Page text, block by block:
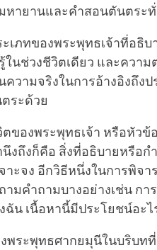
หายานและคำสอนตันตระ
เภทของพระพุทธเจ้าที่อธิบ
นช่วงชีวิตเดียว และความ
วามจริงในการอ้างอิงถึง
ระด้วย
ของพระพุทธเจ้า หรือหัว
งถึงก็คือ สิ่งที่อธิบายหรือก
าะจง อีกวิธีหนึ่งในการพิจ
มคำถามบางอย่างเช่น กา
ฉัน เนื้อหานี้มีประโยชน์อะ
พระพุทธศากยมุนีในบริบท